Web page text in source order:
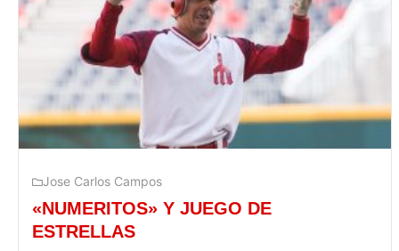
Jose Carlos Campos
«NUMERITOS» Y JUEGO DE
ESTRELLAS